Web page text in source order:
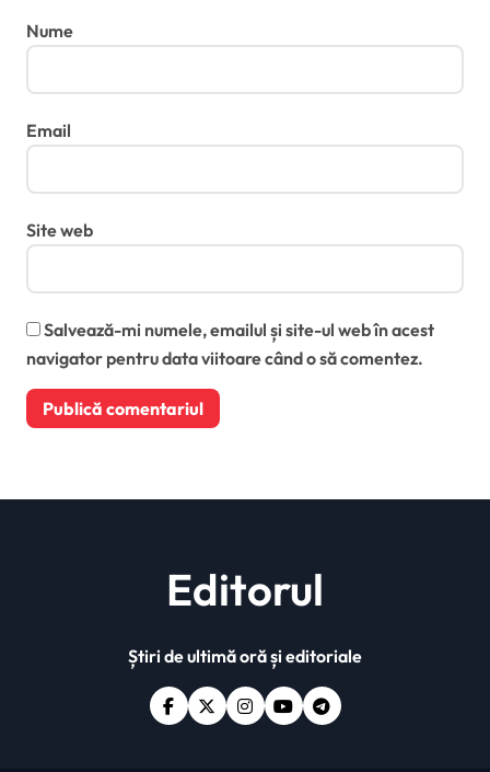
Nume
Email
Site web
Salvează-mi numele, emailul și site-ul web în acest
navigator pentru data viitoare când o să comentez.
Editorul
Știri de ultimă oră și editoriale